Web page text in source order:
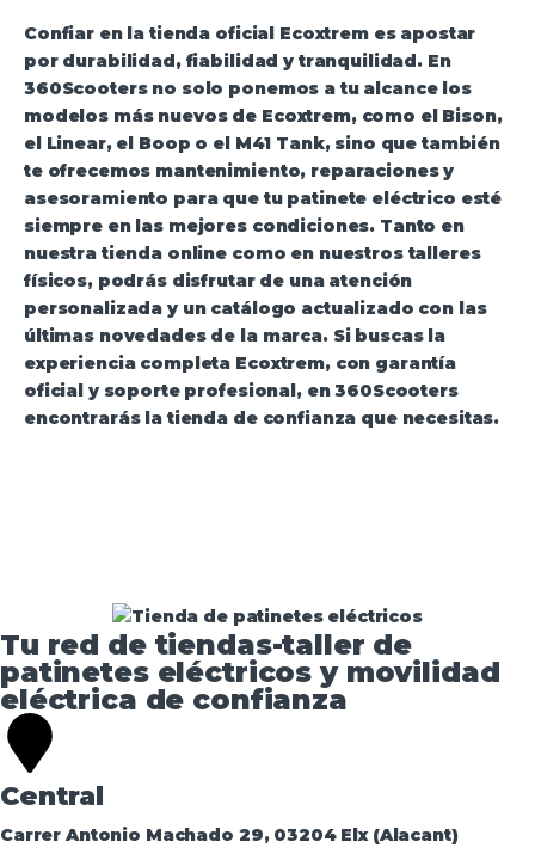
Confiar en latienda oficial Ecoxtremes apostar
por durabilidad, fiabilidad y tranquilidad. En
360Scooters no solo ponemos a tu alcance los
modelos más nuevos de Ecoxtrem, como el Bison,
el Linear, el Boop o el M41 Tank, sino que también
te ofrecemos mantenimiento, reparaciones y
asesoramiento para que tu patinete eléctrico esté
siempre en las mejores condiciones. Tanto en
nuestra tienda online como en nuestros talleres
físicos, podrás disfrutar de una atención
personalizada y un catálogo actualizado con las
últimas novedades de la marca. Si buscas la
experiencia completa Ecoxtrem, con garantía
oficial y soporte profesional, en 360Scooters
encontrarás la tienda de confianza que necesitas.
Tu red de tiendas-taller de
patinetes eléctricos y movilidad
eléctrica de confianza​
Central
Carrer Antonio Machado 29, 03204 Elx (Alacant)